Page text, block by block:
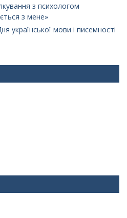
з психологом
з мене»
української мови і писемності